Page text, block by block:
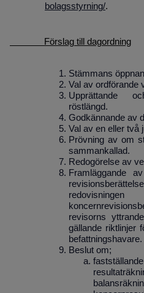
bolagsstyrning/.
Förslag till dagordning
Stämmans
Val av ordförande
Upprättande
röstlängd.
Godkännande av
Val av en eller två
Prövning av om
sammankallad.
Redogörelse av
Framläggande
revisorns
gällande riktlinjer
befattnings­havare.
Beslut om;